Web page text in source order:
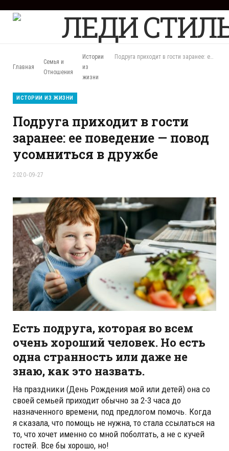
F
a
Главная
Семья и
Отношения
Истории
из
жизни
Подруга приходит в гости заранее: ее поведение — повод усомниться в дружбе
ИСТОРИИ ИЗ ЖИЗНИ
Подруга приходит в гости
заранее: ее поведение — повод
усомниться в дружбе
2020-09-27
Есть подруга, которая во всем
очень хороший человек. Но есть
одна странность или даже не
знаю, как это назвать.
На праздники (День Рождения мой или детей) она со
своей семьей приходит обычно за 2-3 часа до
назначенного времени, под предлогом помочь. Когда
я сказала, что помощь не нужна, то стала ссылаться на
то, что хочет именно со мной поболтать, а не с кучей
гостей. Все бы хорошо, но!